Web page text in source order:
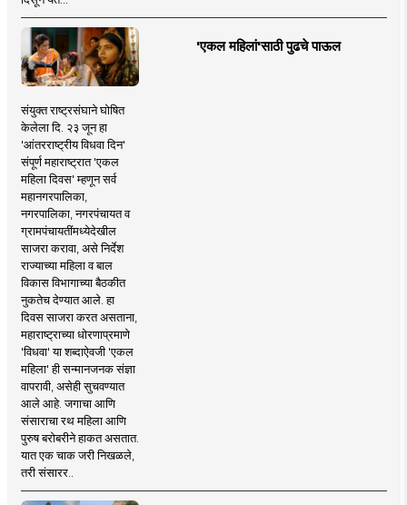
'एकल महिलां'साठी पुढचे पाऊल
संयुक्त राष्ट्रसंघाने घोषित
केलेला दि. २३ जून हा
'आंतरराष्ट्रीय विधवा दिन'
संपूर्ण महाराष्ट्रात 'एकल
महिला दिवस' म्हणून सर्व
महानगरपालिका,
नगरपालिका, नगरपंचायत व
ग्रामपंचायतींमध्येदेखील
साजरा करावा, असे निर्देश
राज्याच्या महिला व बाल
विकास विभागाच्या बैठकीत
नुकतेच देण्यात आले. हा
दिवस साजरा करत असताना,
महाराष्ट्राच्या धोरणाप्रमाणे
'विधवा' या शब्दाऐवजी 'एकल
महिला' ही सन्मानजनक संज्ञा
वापरावी, असेही सुचवण्यात
आले आहे. जगाचा आणि
संसाराचा रथ महिला आणि
पुरुष बरोबरीने हाकत असतात.
यात एक चाक जरी निखळले,
तरी संसारर..